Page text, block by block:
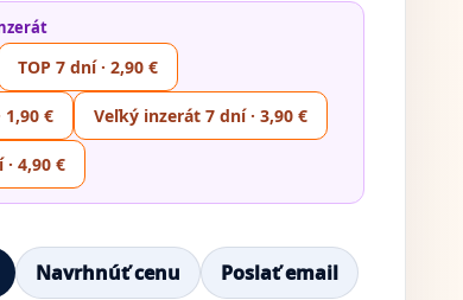
TOP 7 dní · 2,90 €
€ Veľký inzerát 7 dní · 3,90 €
4,90 €
Navrhnúť cenu
Poslať email